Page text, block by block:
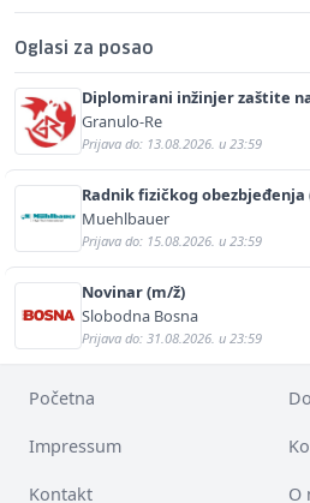
Oglasi za posao
Diplomirani inžinjer zaštite
sigurnosti i pomoći (m/ž)
Granulo-Re
Prijava do: 13.08.2026. u 23:59
Radnik fizičkog obezbjeđenja
Muehlbauer
Prijava do: 15.08.2026. u 23:59
Novinar (m/ž)
Slobodna Bosna
Prijava do: 31.08.2026. u 23:59
Početna
Impressum
Kontakt O